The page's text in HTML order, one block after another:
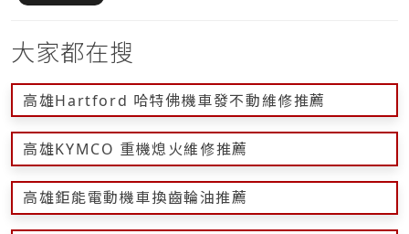
大家都在搜
高雄Hartford 哈特佛機車發不動維修推薦
高雄KYMCO 重機熄火維修推薦
高雄鉅能電動機車換齒輪油推薦